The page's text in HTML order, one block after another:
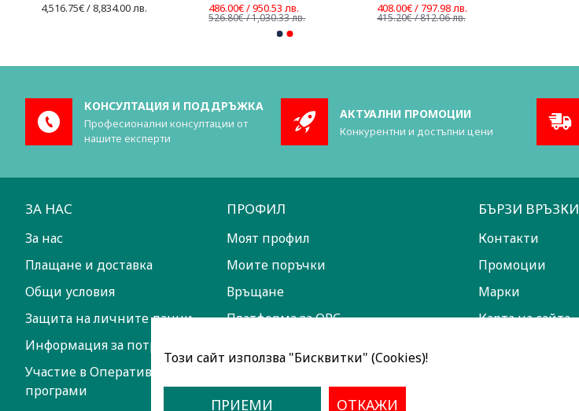
4,516.75€ / 8,834.00 лв. 486.00€ / 950.53 лв.
526.80€ / 1,030.33 лв.
408.00€ / 797.98 лв.
415.20€ / 812.06 лв.
КОНСУЛТАЦИЯ И ПОДДРЪЖКА
Професионални консултации от
нашите експерти
АКТУАЛНИ ПРОМОЦИИ
Конкурентни и достъпни цени
ЗА НАС
За нас
Плащане и доставка
Общи условия
Защита на личните данни
Информация за потребителите
Участие в Оперативни
програми
ПРОФИЛ
Моят профил
Моите поръчки
Връщане
Платформа за ОРС
БЪРЗИ ВРЪЗКИ
Контакти
Промоции
Марки
Карта на сайта
Този сайт използва "Бисквитки" (Cookies)!
ПРИЕМИ ОТКАЖИ